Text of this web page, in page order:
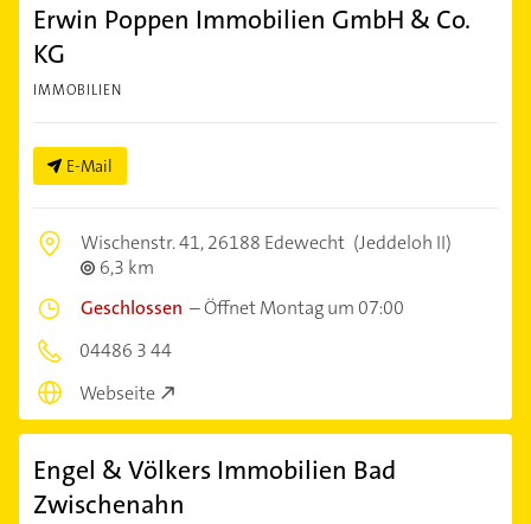
Erwin Poppen Immobilien GmbH & Co.
KG
IMMOBILIEN
E-Mail
Wischenstr. 41,26188 Edewecht (Jeddeloh II)
6,3 km
Geschlossen –Öffnet Montag um 07:00
04486 3 44
Webseite
Engel & Völkers Immobilien Bad
Zwischenahn